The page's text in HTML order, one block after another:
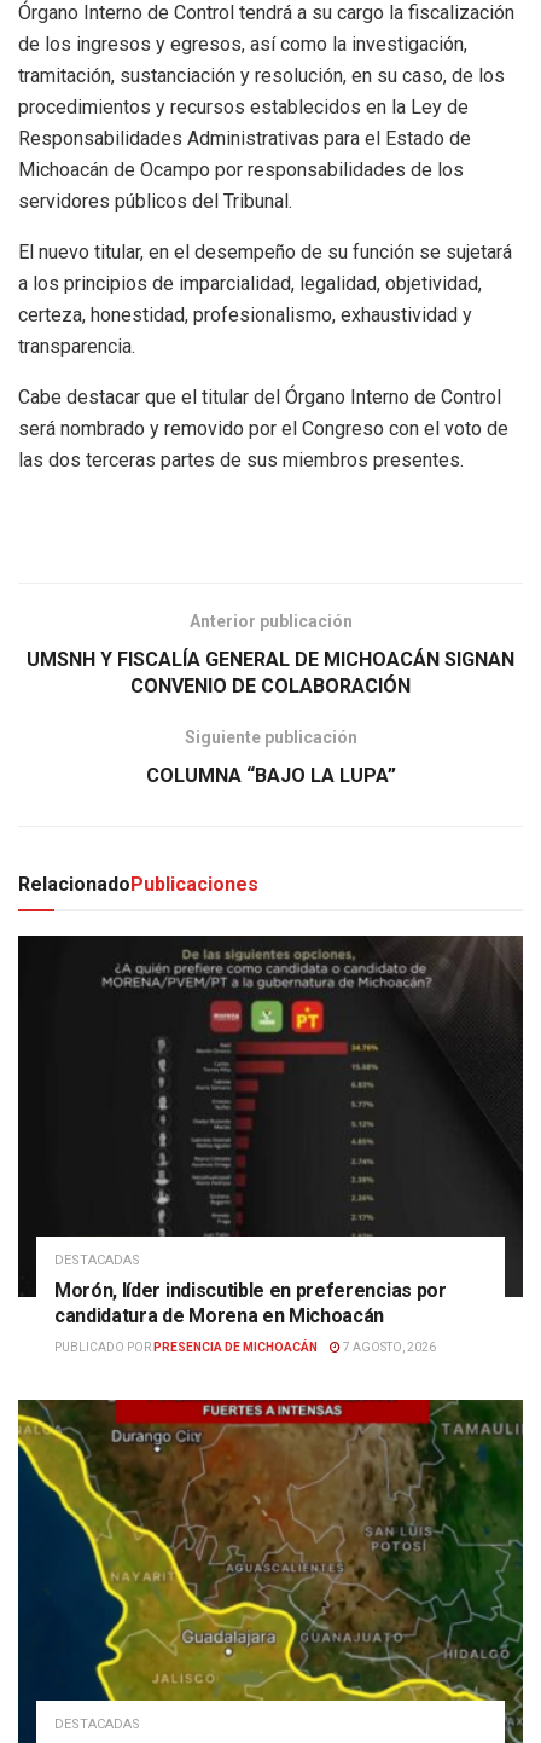
Órgano Interno de Control tendrá a su cargo la fiscalización
de los ingresos y egresos, así como la investigación,
tramitación, sustanciación y resolución, en su caso, de los
procedimientos y recursos establecidos en la Ley de
Responsabilidades Administrativas para el Estado de
Michoacán de Ocampo por responsabilidades de los
servidores públicos del Tribunal.
El nuevo titular, en el desempeño de su función se sujetará
a los principios de imparcialidad, legalidad, objetividad,
certeza, honestidad, profesionalismo, exhaustividad y
transparencia.
Cabe destacar que el titular del Órgano Interno de Control
será nombrado y removido por el Congreso con el voto de
las dos terceras partes de sus miembros presentes.
Anterior publicación
UMSNH Y FISCALÍA GENERAL DE MICHOACÁN SIGNAN
CONVENIO DE COLABORACIÓN
Siguiente publicación
COLUMNA “BAJO LA LUPA”
Relacionado Publicaciones
DESTACADAS
Morón, líder indiscutible en preferencias por
candidatura de Morena en Michoacán
PUBLICADO POR PRESENCIA DE MICHOACÁN 7 AGOSTO, 2026
DESTACADAS